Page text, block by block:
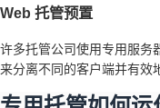
Web 托管预置
许多托管公司使用专用服务
来分离不同的客户端并有效